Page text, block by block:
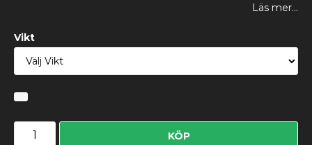
Läs mer...
Vikt
KÖP